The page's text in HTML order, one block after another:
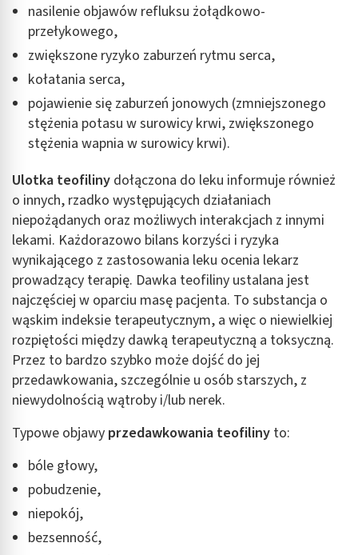
nasilenie objawów refluksu żołądkowo-
przełykowego,
zwiększone ryzyko zaburzeń rytmu serca,
kołatania serca,
pojawienie się zaburzeń jonowych (zmniejszonego
stężenia potasu w surowicy krwi, zwiększonego
stężenia wapnia w surowicy krwi).
Ulotka teofiliny dołączona do leku informuje również
o innych, rzadko występujących działaniach
niepożądanych oraz możliwych interakcjach z innymi
lekami. Każdorazowo bilans korzyści i ryzyka
wynikającego z zastosowania leku ocenia lekarz
prowadzący terapię. Dawka teofiliny ustalana jest
najczęściej w oparciu masę pacjenta. To substancja o
wąskim indeksie terapeutycznym, a więc o niewielkiej
rozpiętości między dawką terapeutyczną a toksyczną.
Przez to bardzo szybko może dojść do jej
przedawkowania, szczególnie u osób starszych, z
niewydolnością wątroby i/lub nerek.
Typowe objawy przedawkowania teofiliny to:
bóle głowy,
pobudzenie,
niepokój,
bezsenność,